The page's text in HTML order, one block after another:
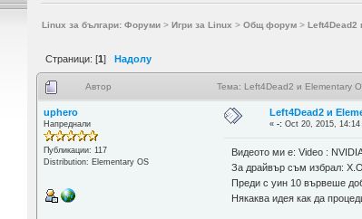
Linux за българи: Форуми> Игри за Linux > Общ форум> Left4Dead2
Страници: [1] Надолу
Автор Тема: Left4Dead2 и Elementary
uphero
Напреднали
Публикации: 117
Distribution: Elementary OS
Left4Dead2 и
«-: Oct 20, 2015, 14:14
Видеото ми е: Video :
За драйвър съм избрал:
Преди с уин 10 вървеше
Някаква идея как да